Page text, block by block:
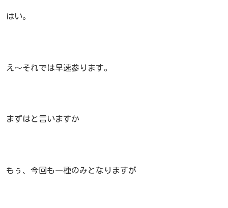
はい。
え～それでは早速参ります。
まずはと言いますか
もぅ、今回も一種のみとなりますが